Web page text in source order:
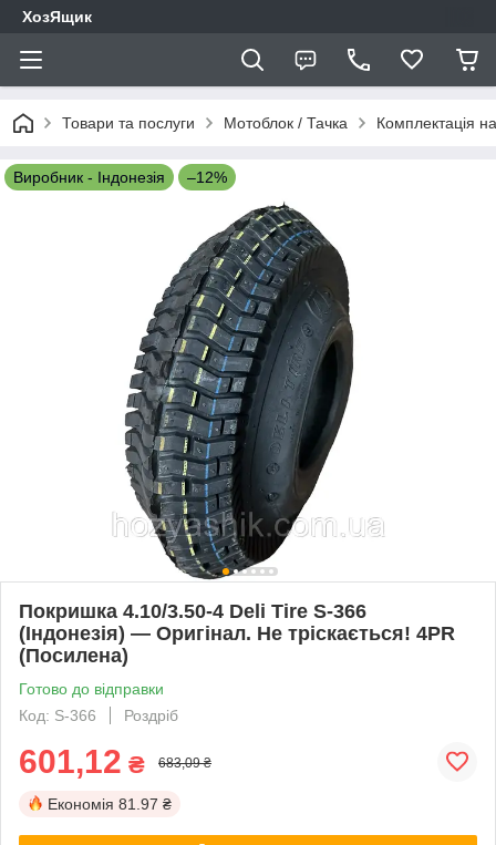
ХозЯщик
Товари та послуги Мотоблок / Тачка Комплектація
Виробник - Індонезія –12%
Покришка 4.10/3.50-4 Deli Tire S-366
(Індонезія) — Оригінал. Не тріскається! 4PR
(Посилена)
Готово до відправки
Код: S-366
Роздріб
601,12 ₴ 683,09 ₴
Економія 81.97 ₴